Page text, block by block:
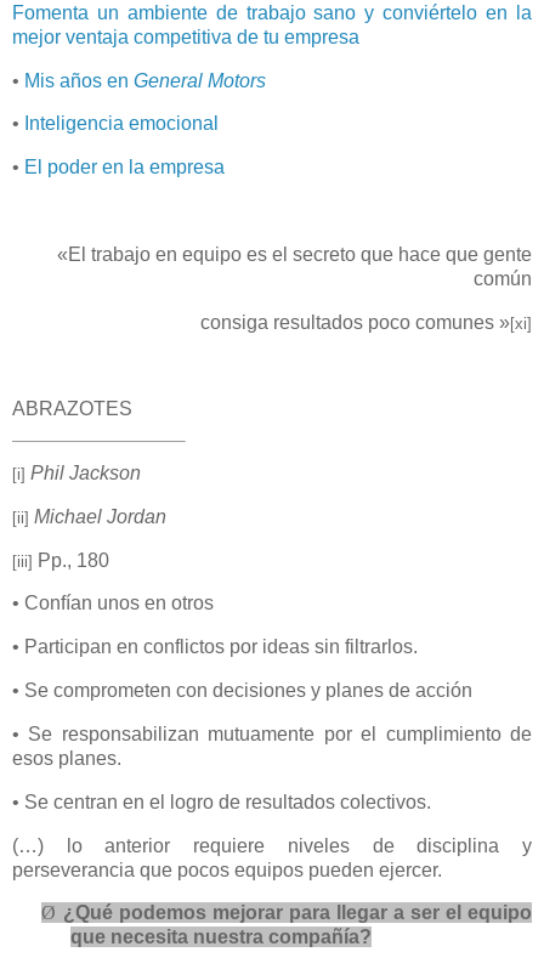
Fomenta un ambiente de trabajo sano y conviértelo en la
mejor ventaja competitiva de tu empresa
• Mis años en General Motors
• Inteligencia emocional
• El poder en la empresa
«El trabajo en equipo es el secreto que hace que gente
común
consiga resultados poco comunes »[xi]
ABRAZOTES
[i] Phil Jackson
[ii] Michael Jordan
[iii] Pp., 180
• Confían unos en otros
• Participan en conflictos por ideas sin filtrarlos.
• Se comprometen con decisiones y planes de acción
• Se responsabilizan mutuamente por el cumplimiento de
esos planes.
• Se centran en el logro de resultados colectivos.
(…) lo anterior requiere niveles de disciplina y
perseverancia que pocos equipos pueden ejercer.
Ø ¿Qué podemos mejorar para llegar a ser el equipo
que necesita nuestra compañía?